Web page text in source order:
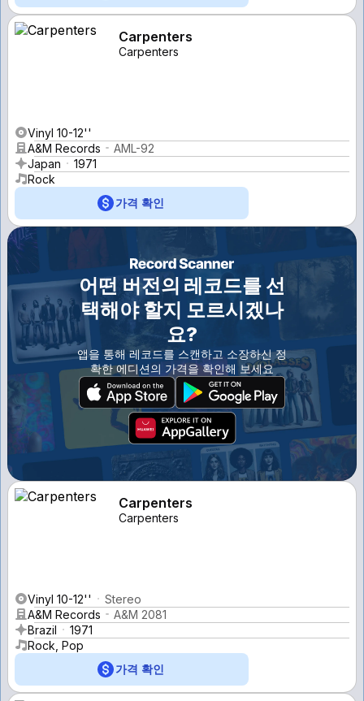
Carpenters
Carpenters
Vinyl 10-12''
A&M Records
AML-92
Japan
1971
Rock
가격 확인
어떤 버전의 레코드를 선
택해야 할지 모르시겠나
요?
앱을 통해 레코드를 스캔하고 소장하신 정
확한 에디션의 가격을 확인해 보세요
Carpenters
Carpenters
Vinyl 10-12''
Stereo
A&M Records
A&M 2081
Brazil
1971
Rock, Pop
가격 확인